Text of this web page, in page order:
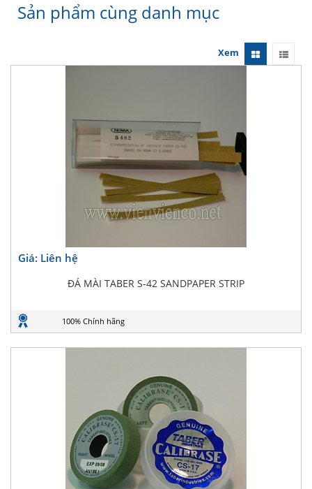
Sản phẩm cùng danh mục
Xem
Giá: Liên hệ
ĐÁ MÀI TABER S-42 SANDPAPER STRIP
100% Chính hãng